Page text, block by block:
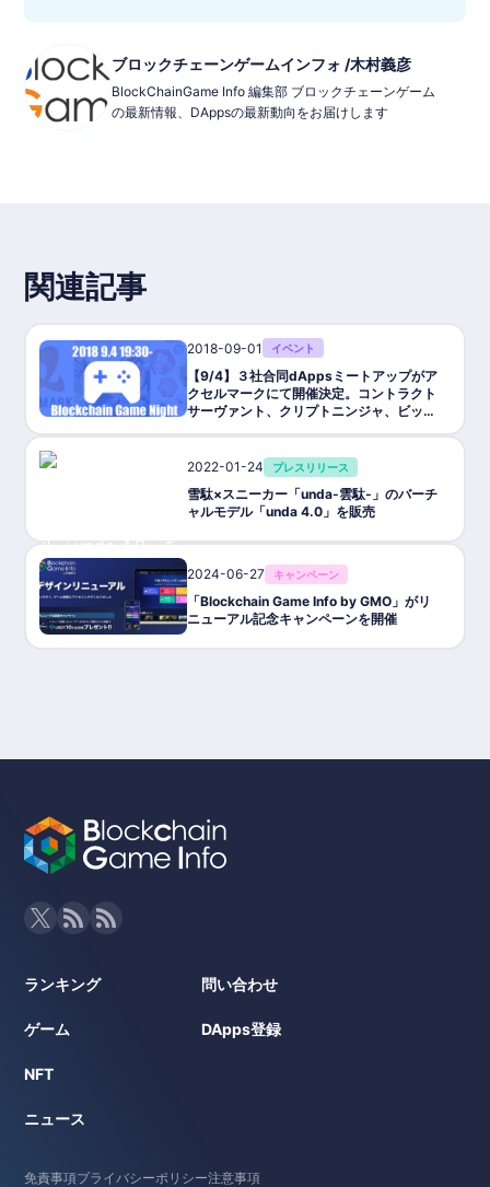
ブロックチェーンゲームインフォ /木村義彦
BlockChainGame Info 編集部 ブロックチェーンゲーム
の最新情報、DAppsの最新動向をお届けします
関連記事
2018-09-01 イベント
【9/4】３社合同dAppsミートアップがア
クセルマークにて開催決定。コントラクト
サーヴァント、クリプトニンジャ、ビット
2022-01-24
プレスリリース
雪駄×スニーカー「unda-雲駄-」のバーチ
ャルモデル「unda 4.0」を販売
2024-06-27 キャンペーン
「Blockchain Game Info by GMO」がリ
ニューアル記念キャンペーンを開催
ランキング
ゲーム
NFT
ニュース
問い合わせ
DApps登録
免責事項プライバシーポリシー注意事項